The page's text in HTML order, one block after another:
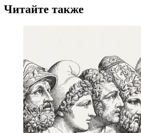
Читайте также